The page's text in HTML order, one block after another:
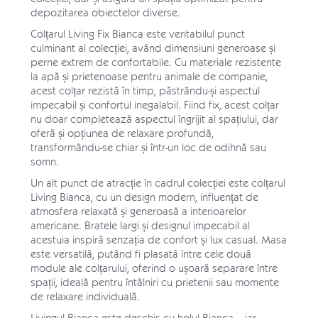
depozitarea obiectelor diverse.
Colțarul Living Fix Bianca este veritabilul punct
culminant al colecției, având dimensiuni generoase și
perne extrem de confortabile. Cu materiale rezistente
la apă și prietenoase pentru animale de companie,
acest colțar rezistă în timp, păstrându-și aspectul
impecabil și confortul inegalabil. Fiind fix, acest colțar
nu doar completează aspectul îngrijit al spațiului, dar
oferă și opțiunea de relaxare profundă,
transformându-se chiar și într-un loc de odihnă sau
somn.
Un alt punct de atracție în cadrul colecției este colțarul
Living Bianca, cu un design modern, influențat de
atmosfera relaxată și generoasă a interioarelor
americane. Bratele largi și designul impecabil al
acestuia inspiră senzația de confort și lux casual. Masa
este versatilă, putând fi plasată între cele două
module ale colțarului, oferind o ușoară separare între
spații, ideală pentru întâlniri cu prietenii sau momente
de relaxare individuală.